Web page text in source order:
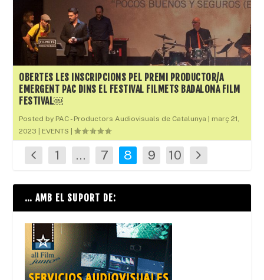
OBERTES LES INSCRIPCIONS PEL PREMI PRODUCTOR/A
EMERGENT PAC DINS EL FESTIVAL FILMETS BADALONA FILM
FESTIVAL￼
Posted by PAC - Productors Audiovisuals de Catalunya
març 21,
2023
EVENTS |
1 … 7 8 9 10
… AMB EL SUPORT DE: